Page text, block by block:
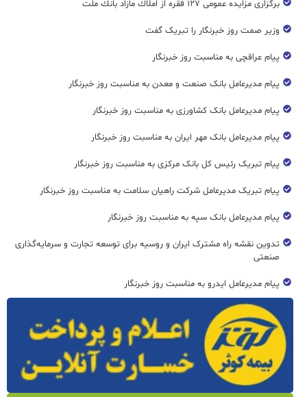
برگزاری مزایده عمومی ۱۲۷ فقره از املاك مازاد بانك ملت
وزیر صمت روز خبرنگار را تبریک گفت
پیام عراقچی به مناسبت روز خبرنگار
پیام مدیرعامل بانک صنعت و معدن به مناسبت روز خبرنگار
پیام مدیرعامل بانک کشاورزی به مناسبت روز خبرنگار
پیام مدیرعامل بانک مهر ایران به مناسبت روز خبرنگار
پیام تبریک رئیس کل بانک مرکزی به مناسبت روز خبرنگار
پیام تبریک مدیرعامل شرکت راهیان سلامت به مناسبت روز خبرنگار
پیام مدیرعامل بانک سپه به مناسبت روز خبرنگار
تدوین نقشه راه مشترک ایران و روسیه برای توسعه تجارت و سرمایه‌گذاری
صنعتی
پیام مدیرعامل ایدرو به مناسبت روز خبرنگار